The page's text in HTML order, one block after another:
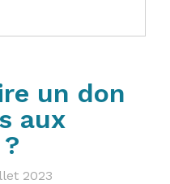
un don
aux
2023